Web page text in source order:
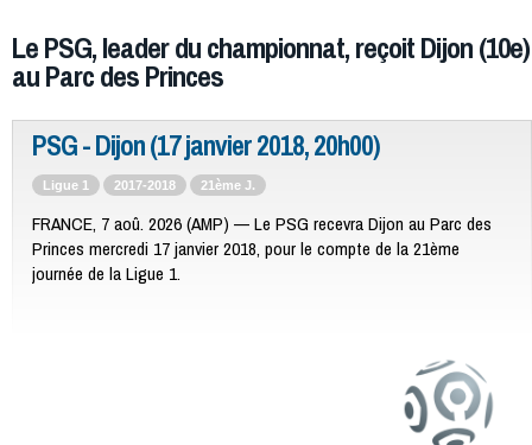
Le PSG, leader du championnat, reçoit Dijon (10e)
au Parc des Princes
PSG - Dijon (17 janvier 2018, 20h00)
Ligue 1 2017-2018 21ème J.
FRANCE, 7 aoû. 2026 (AMP) — Le PSG recevra Dijon au Parc des
Princes mercredi 17 janvier 2018, pour le compte de la 21ème
journée de la Ligue 1.